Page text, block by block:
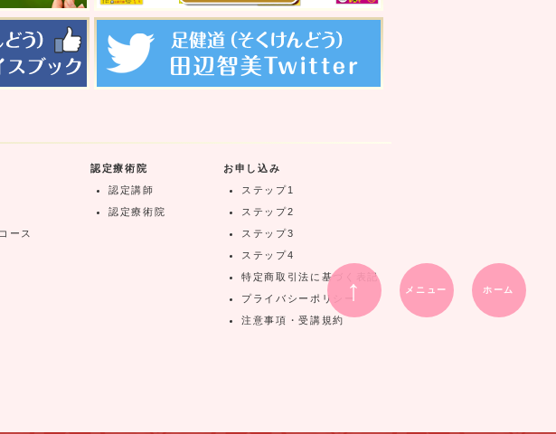
ース
認定療術院
認定講師
認定療術院
お申し込み
ステップ1
ステップ2
ステップ3
ステップ4
特定商取引法に基づく表記
プライバシーポリシー
注意事項・受講規約
↑ メニュー ホーム